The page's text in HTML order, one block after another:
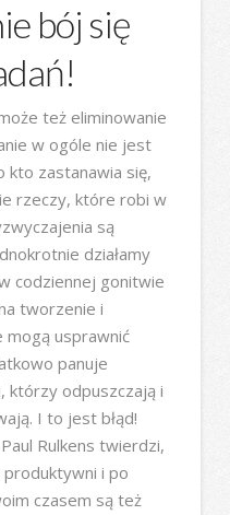
bój się
też eliminowanie
w ogóle nie jest
kto zastanawia się,
rzeczy, które robi w
są
działamy
codziennej gonitwie
tworzenie i
usprawnić
panuje
którzy odpuszczają i
I to jest błąd!
Rulkens twierdzi,
i po
czasem są też